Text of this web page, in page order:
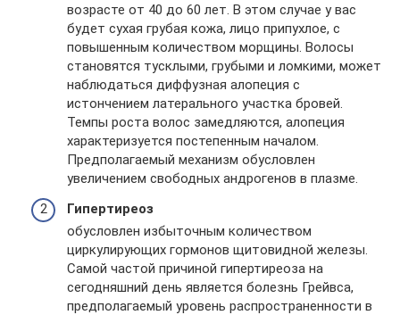
возрасте от 40 до 60 лет. В этом случае у вас
будет сухая грубая кожа, лицо припухлое, с
повышенным количеством морщины. Волосы
становятся тусклыми, грубыми и ломкими, может
наблюдаться диффузная алопеция с
истончением латерального участка бровей.
Темпы роста волос замедляются, алопеция
характеризуется постепенным началом.
Предполагаемый механизм обусловлен
увеличением свободных андрогенов в плазме.
Гипертиреоз
обусловлен избыточным количеством
циркулирующих гормонов щитовидной железы.
Самой частой причиной гипертиреоза на
сегодняшний день является болезнь Грейвса,
предполагаемый уровень распространенности в